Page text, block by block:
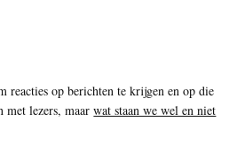
reacties op berichten te krijgen en op die
met lezers, maarwat staan we wel en niet